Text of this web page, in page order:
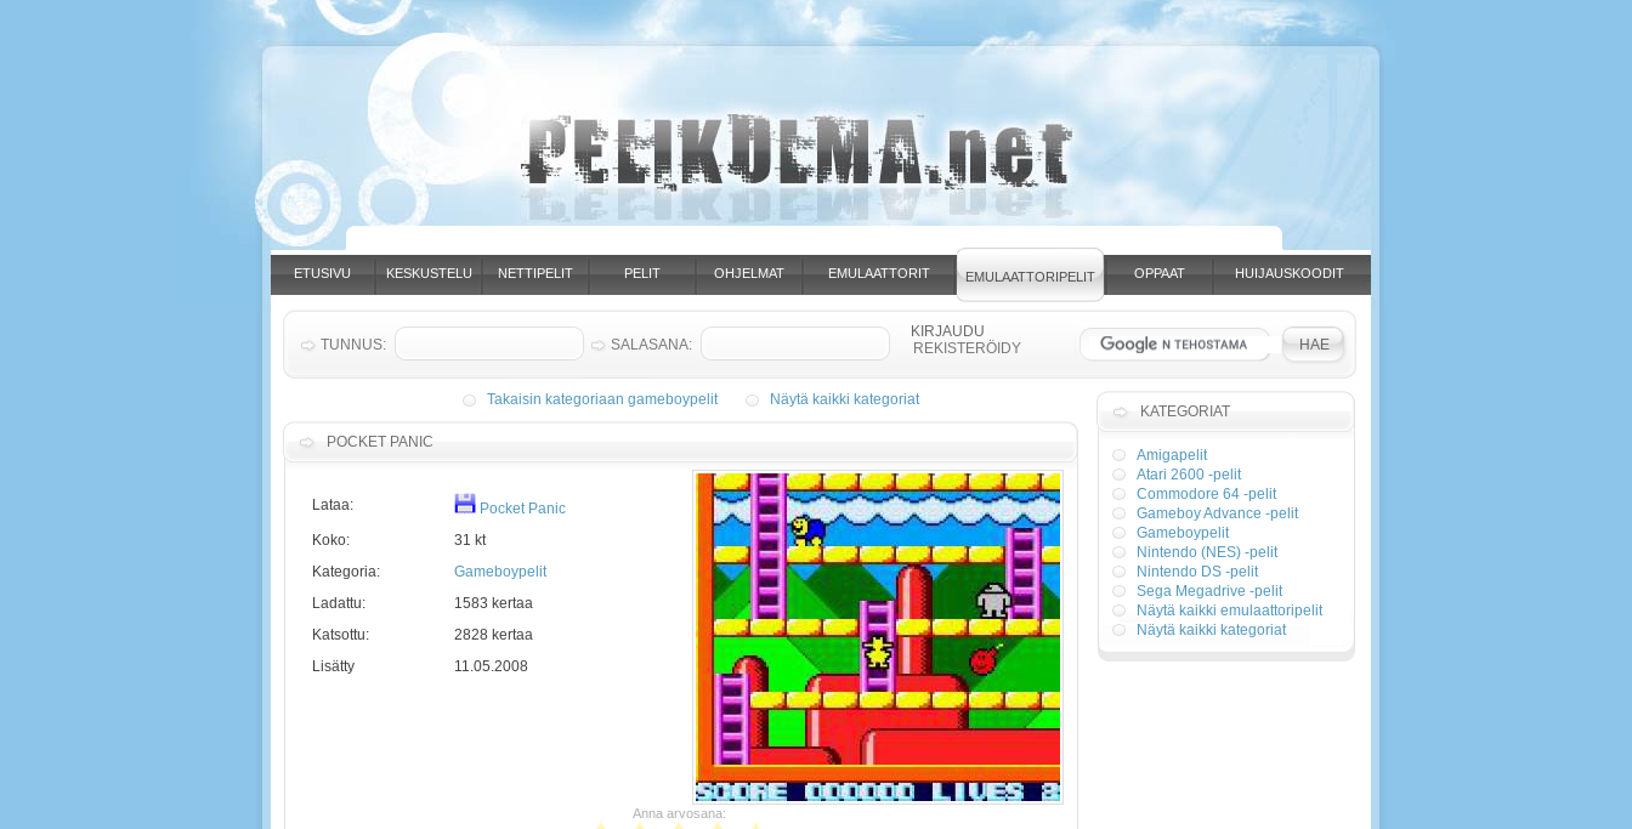
ETUSIVU KESKUSTELU NETTIPELIT PELIT OHJELMAT EMULAATTORIT EMULAATTORIPELIT OPPAAT HUIJAUSKOODIT
Takaisin kategoriaan gameboypelit Näytä kaikki kategoriat
POCKET PANIC
Lataa:
Pocket Panic
Koko:
31 kt
Kategoria:
Gameboypelit
Ladattu:
1583 kertaa
Katsottu:
2828 kertaa
Lisätty
11.05.2008
Anna arvosana:
KATEGORIAT
Amigapelit
Atari 2600 -pelit
Commodore 64 -pelit
Gameboy Advance -pelit
Gameboypelit
Nintendo (NES) -pelit
Nintendo DS -pelit
Sega Megadrive -pelit
Näytä kaikki emulaattoripelit
Näytä kaikki kategoriat
TUNNUS: SALASANA: REKISTERÖIDY